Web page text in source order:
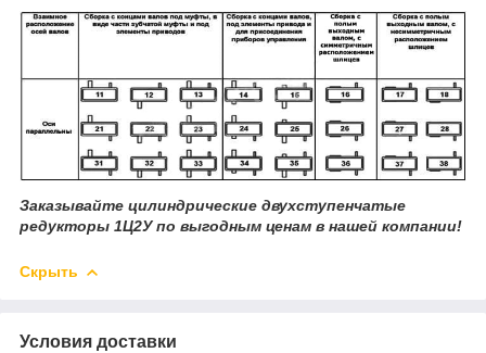
Заказывайте цилиндрические двухступенчатые
редукторы 1Ц2У по выгодным ценам в нашей компании!
Скрыть
Условия доставки